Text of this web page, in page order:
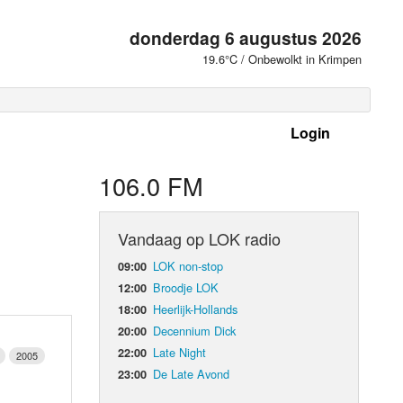
donderdag 6 augustus 2026
19.6°C / Onbewolkt in Krimpen
Login
2005
106.0 FM
Vandaag op LOK radio
09:00 LOK non-stop
12:00 Broodje LOK
18:00 Heerlijk-Hollands
20:00 Decennium Dick
22:00 Late Night
23:00 De Late Avond